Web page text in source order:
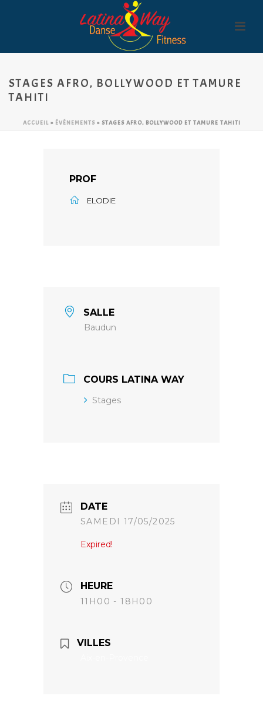
STAGES AFRO, BOLLYWOOD ET TAMURE
TAHITI
ACCUEIL» ÉVÉNEMENTS» STAGES AFRO, BOLLYWOOD ET TAMURE TAHITI
PROF
ELODIE
SALLE
Baudun
COURS LATINA WAY
Stages
DATE
SAMEDI 17/05/2025
Expired!
HEURE
11H00 - 18H00
VILLES